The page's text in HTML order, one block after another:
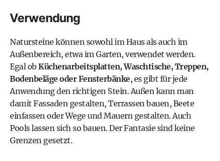
Verwendung
Natursteine können sowohl im Haus als auch im
Außenbereich, etwa imGarten, verwendet werden.
Egal ob Küchenarbeitsplatten, Waschtische, Treppen,
Bodenbeläge oder Fensterbänke, es gibt für jede
Anwendung den richtigen Stein. Außen kann man
damit Fassaden gestalten, Terrassen bauen, Beete
einfassenoder Wege und Mauern gestalten. Auch
Poolslassen sich so bauen. Der Fantasie sind keine
Grenzen gesetzt.